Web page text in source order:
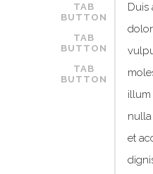
TAB
BUTTON
TAB
BUTTON
TAB
BUTTON
Duis
illum
nulla
et